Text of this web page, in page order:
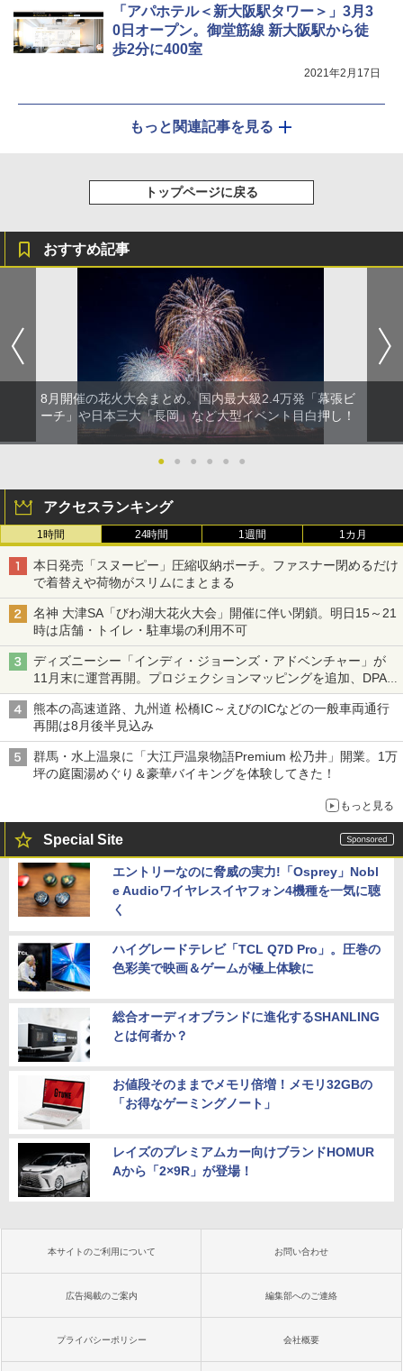
「アパホテル＜新大阪駅タワー＞」3月3
0日オープン。御堂筋線 新大阪駅から徒
歩2分に400室
2021年2月17日
もっと関連記事を見る
トップページに戻る
おすすめ記事
8月開催の花火大会まとめ。国内最大級2.4万発「幕張ビ
ーチ」や日本三大「長岡」など大型イベント目白押し！
● ● ● ● ● ●
アクセスランキング
1時間 24時間 1週間 1カ月
本日発売「スヌーピー」圧縮収納ポーチ。ファスナー閉めるだけ
で着替えや荷物がスリムにまとまる
名神 大津SA「びわ湖大花火大会」開催に伴い閉鎖。明日15～21
時は店舗・トイレ・駐車場の利用不可
ディズニーシー「インディ・ジョーンズ・アドベンチャー」が
11月末に運営再開。プロジェクションマッピングを追加、DPA
は1500円
熊本の高速道路、九州道 松橋IC～えびのICなどの一般車両通行
再開は8月後半見込み
群馬・水上温泉に「大江戸温泉物語Premium 松乃井」開業。1万
坪の庭園湯めぐり＆豪華バイキングを体験してきた！
もっと見る
Special Site
エントリーなのに脅威の実力!「Osprey」Nobl
e Audioワイヤレスイヤフォン4機種を一気に聴
く
ハイグレードテレビ「TCL Q7D Pro」。圧巻の
色彩美で映画＆ゲームが極上体験に
総合オーディオブランドに進化するSHANLING
とは何者か？
お値段そのままでメモリ倍増！メモリ32GBの
「お得なゲーミングノート」
レイズのプレミアムカー向けブランドHOMUR
Aから「2×9R」が登場！
本サイトのご利用について お問い合わせ
広告掲載のご案内 編集部へのご連絡
プライバシーポリシー 会社概要